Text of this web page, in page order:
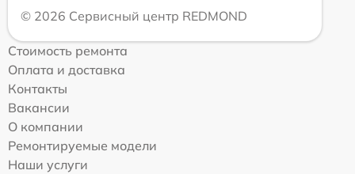
© 2026 Сервисный центр REDMOND
Стоимость ремонта
Оплата и доставка
Контакты
Вакансии
О компании
Ремонтируемые модели
Наши услуги